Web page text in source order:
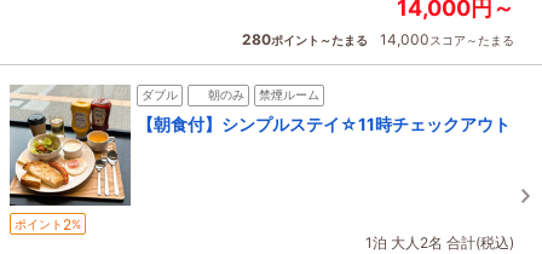
14,000円～
280ポイント～たまる 14,000スコア～たまる
ダブル 朝のみ 禁煙ルーム
【朝食付】シンプルステイ☆11時チェックアウト
ポイント 2%
1泊 大人2名 合計(税込)